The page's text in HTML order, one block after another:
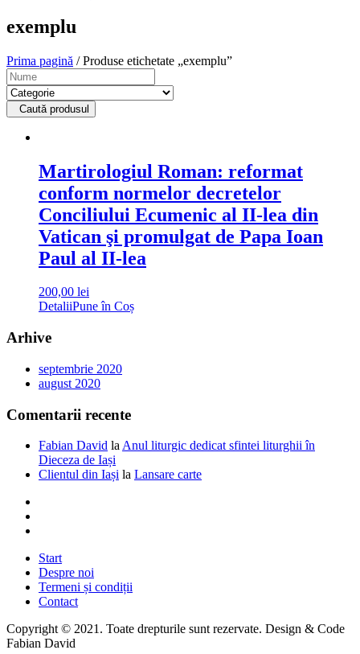
exemplu
Prima pagină / Produse etichetate „exemplu”
Caută produsul
Martirologiul Roman: reformat
conform normelor decretelor
Conciliului Ecumenic al II-lea din
Vatican şi promulgat de Papa Ioan
Paul al II-lea
200,00 lei
DetaliiPune în Coș
Arhive
septembrie 2020
august 2020
Comentarii recente
Fabian David la Anul liturgic dedicat sfintei liturghii în
Dieceza de Iași
Clientul din Iași la Lansare carte
Start
Despre noi
Termeni și condiții
Contact
Copyright © 2021. Toate drepturile sunt rezervate. Design & Code
Fabian David